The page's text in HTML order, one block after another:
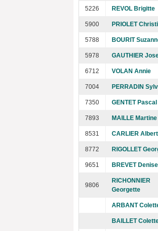
5226 REVOL Brigitte
5900 PRIOLET
5788 BOURIT
5978 GAUTHIER
6712 VOLAN Annie
7004 PERRADIN
7350 GENTET Pascal
7893 MAILLE Martine
8531 CARLIER Albert
8772 RIGOLLET
9651 BREVET Denise
9806
RICHONNIER
Georgette
ARBANT
BAILLET